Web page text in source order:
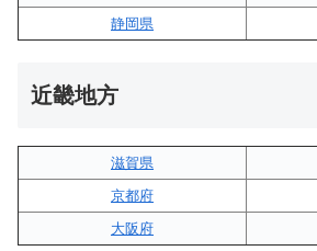
静岡県
近畿地方
滋賀県
京都府
大阪府